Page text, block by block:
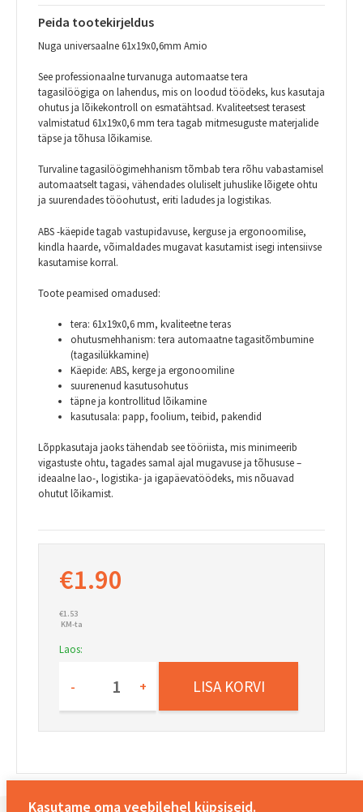
Kasutame oma veebilehel küpsiseid.
Peida tootekirjeldus
Nuga universaalne 61x19x0,6mm Amio
See professionaalneturvanuga automaatse tera
tagasilöögiga on lahendus, mis on loodud töödeks, kus kasutaja
ohutus ja lõikekontroll on esmatähtsad. Kvaliteetsest terasest
valmistatud 61x19x0,6 mm tera tagab mitmesuguste materjalide
täpse ja tõhusa lõikamise.
Turvaline tagasilöögimehhanism tõmbab tera rõhu vabastamisel
automaatselt tagasi, vähendades oluliselt juhuslike lõigete ohtu
ja suurendades tööohutust, eriti ladudes ja logistikas.
ABS-käepidetagab vastupidavuse, kerguse ja ergonoomilise,
kindla haarde, võimaldades mugavat kasutamist isegi intensiivse
kasutamise korral.
Toote peamised omadused:
tera: 61x19x0,6 mm, kvaliteetne teras
ohutusmehhanism: tera automaatne tagasitõmbumine
(tagasilükkamine)
Käepide: ABS, kerge ja ergonoomiline
suurenenud kasutusohutus
täpne ja kontrollitud lõikamine
kasutusala: papp, foolium, teibid, pakendid
Lõppkasutaja jaoks tähendab see tööriista, mis minimeerib
vigastuste ohtu, tagades samal ajal mugavuse ja tõhususe –
ideaalne lao-, logistika- ja igapäevatöödeks, mis nõuavad
ohutut lõikamist.
€1.90
€1.53
KM-ta
Laos:
-
universaalne
Amio
04816
+ LISA KORVI